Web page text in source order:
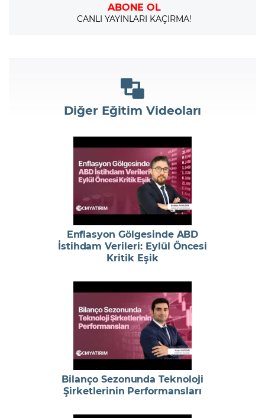
ABONE OL
CANLI YAYINLARI KAÇIRMA!
Diğer Eğitim Videoları
Enflasyon Gölgesinde ABD
İstihdam Verileri: Eylül Öncesi
Kritik Eşik
Bilanço Sezonunda Teknoloji
Şirketlerinin Performansları